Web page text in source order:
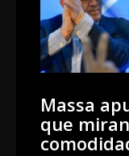
Massa
que